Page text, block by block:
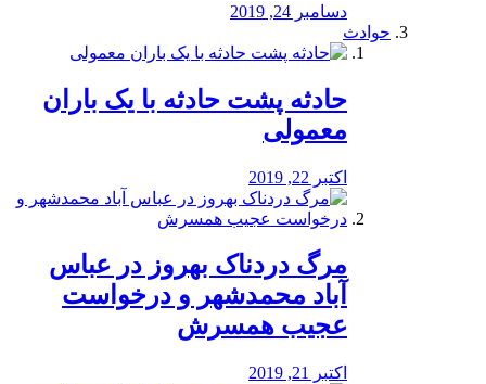
دسامبر 24, 2019
حوادث
️حادثه پشت حادثه با یک باران
معمولی
اکتبر 22, 2019
مرگ دردناک بهروز در عباس
آباد محمدشهر و درخواست
عجیب همسرش
اکتبر 21, 2019